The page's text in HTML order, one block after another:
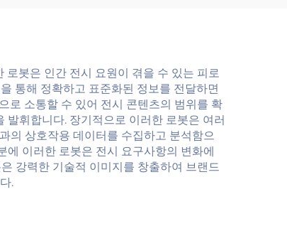
봇은 인간 전시 요원이 겪을 수 있는 피로
통해 정확하고 표준화된 정보를 전달하면
로 소통할 수 있어 전시 콘텐츠의 범위를 확
휘합니다. 장기적으로 이러한 로봇은 여러
의 상호작용 데이터를 수집하고 분석함으
에 이러한 로봇은 전시 요구사항의 변화에
강력한 기술적 이미지를 창출하여 브랜드
.